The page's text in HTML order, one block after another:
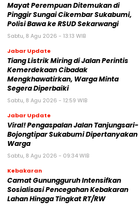
‎Mayat Perempuan Ditemukan di
Pinggir Sungai Cikembar Sukabumi,
Polisi Bawa ke RSUD Sekarwangi‎
Sabtu, 8 Agu 2026 - 13:13 WIB
Jabar Update
Tiang Listrik Miring di Jalan Perintis
Kemerdekaan Cibadak
Mengkhawatirkan, Warga Minta
Segera Diperbaiki
Sabtu, 8 Agu 2026 - 12:59 WIB
Jabar Update
Viral! Pengaspalan Jalan Tanjungsari-
Bojongtipar Sukabumi Dipertanyakan
Warga
Sabtu, 8 Agu 2026 - 09:34 WIB
Kebakaran
‎‎Camat Gunungguruh Intensifkan
Sosialisasi Pencegahan Kebakaran
Lahan Hingga Tingkat RT/RW‎